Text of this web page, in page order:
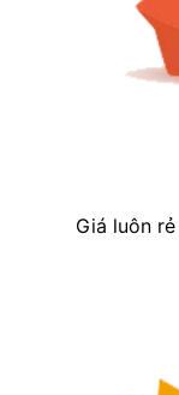
Giá luôn